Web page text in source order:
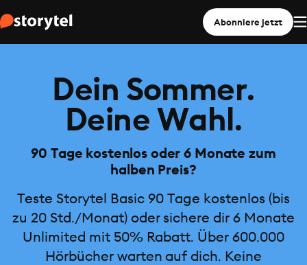
Abonniere jetzt
Dein Sommer.
Deine Wahl.
90 Tage kostenlos oder 6 Monate zum
halben Preis?
Teste Storytel Basic 90 Tage kostenlos (bis
zu 20 Std./Monat) oder sichere dir 6 Monate
Unlimited mit 50% Rabatt. Über 600.000
Hörbücher warten auf dich. Keine